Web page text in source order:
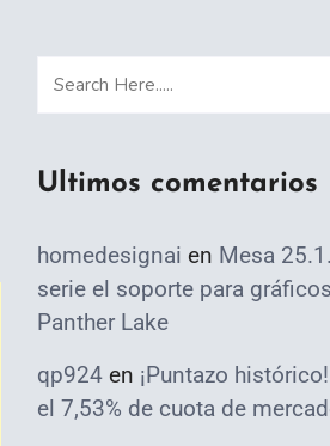
Ultimos comentarios
homedesignai en Mesa
serie el soporte para
Panther Lake
qp924 en ¡Puntazo
el 7,53% de cuota de